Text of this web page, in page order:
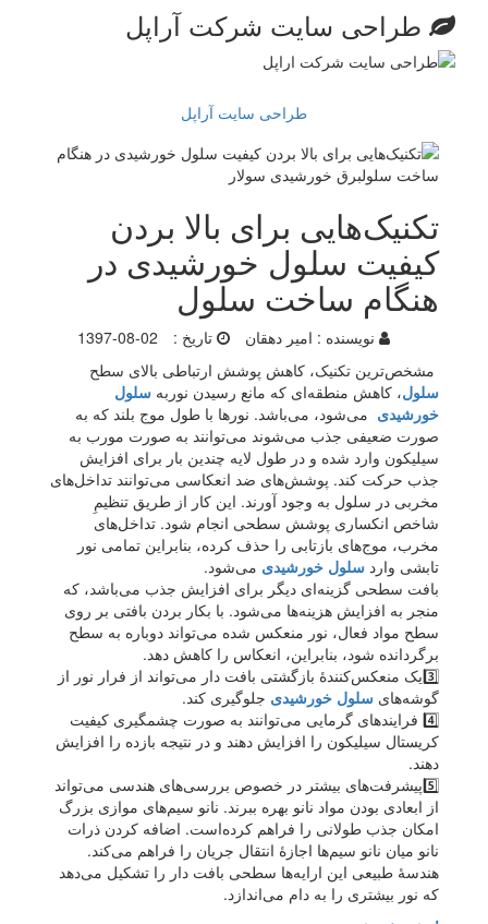
طراحی سایت شرکت آراپل
طراحی سایت آراپل
تکنیک‌هایی برای بالا بردن
کیفیت سلول خورشیدی در
هنگام ساخت سلول
نویسنده : امیر دهقان تاریخ :
1397-08-02
مشخص‌ترین تکنیک، کاهش پوشش ارتباطی بالای سطح
سلول، کاهش منطقه‌ای که مانع رسیدن نوربه سلول
خورشیدی می‌شود، می‌باشد. نورها با طول موج بلند که به
صورت ضعیفی جذب می‌شوند می‌توانند به صورت مورب به
سیلیکون وارد شده و در طول لایه چندین بار برای افزایش
جذب حرکت کند. پوشش‌های ضد انعکاسی می‌توانند تداخل‌های
مخربی در سلول به وجود آورند. این کار از طریق تنظیمِ
شاخص انکساری پوشش سطحی انجام شود. تداخل‌های
مخرب، موج‌های بازتابی را حذف کرده، بنابراین تمامی نور
تابشی وارد سلول خورشیدی می‌شود.
بافت سطحی گزینه‌ای دیگر برای افزایش جذب می‌باشد، که
منجر به افزایش هزینه‌ها می‌شود. با بکار بردن بافتی بر روی
سطح مواد فعال، نور منعکس شده می‌تواند دوباره به سطح
برگردانده شود، بنابراین، انعکاس را کاهش دهد.
3️⃣یک منعکس‌کنندهٔ بازگشتی بافت دار می‌تواند از فرار نور از
گوشه‌های سلول خورشیدی جلوگیری کند.
4️⃣ فرایندهای گرمایی می‌توانند به صورت چشمگیری کیفیت
کریستال سیلیکون را افزایش دهند و در نتیجه بازده را افزایش
دهند.
5️⃣پیشرفت‌های بیشتر در خصوص بررسی‌های هندسی می‌تواند
از ابعادی بودن مواد نانو بهره ببرند. نانو سیم‌های موازی بزرگ
امکان جذب طولانی را فراهم کرده‌است. اضافه کردن ذرات
نانو میان نانو سیم‌ها اجازهٔ انتقال جریان را فراهم می‌کند.
هندسهٔ طبیعی این ارایه‌ها سطحی بافت دار را تشکیل می‌دهد
که نور بیشتری را به دام می‌اندازد.